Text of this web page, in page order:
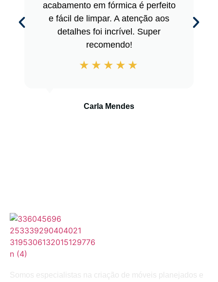
acabamento em fórmica é perfeito
e fácil de limpar. A atenção aos
detalhes foi incrível. Super
recomendo!
Carla Mendes
Somos especialistas na criação de móveis planejados e